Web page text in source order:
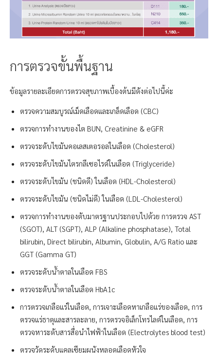
การตรวจขั้นพื้นฐาน
ข้อมูลรายละเอียดการตรวจสุขภาพเบื้องต้นมีดังต่อไปนี้ค่ะ
ตรวจความสมบูรณ์เม็ดเลือดและเกล็ดเลือด (CBC)
ตรวจการทำงานของไต BUN, Creatinine & eGFR
ตรวจระดับไขมันคอเลสเตอรอลในเลือด (Cholesterol)
ตรวจระดับไขมันไตรกลีเซอไรด์ในเลือด (Triglyceride)
ตรวจระดับไขมัน (ชนิดดี) ในเลือด (HDL-Cholesterol)
ตรวจระดับไขมัน (ชนิดไม่ดี) ในเลือด (LDL-Cholesterol)
ตรวจการทำงานของตับมาตรฐานประกอบไปด้วย การตรวจ AST
(SGOT), ALT (SGPT), ALP (Alkaline phosphatase), Total
bilirubin, Direct bilirubin, Albumin, Globulin, A/G Ratio และ
GGT (Gamma GT)
ตรวจระดับน้ำตาลในเลือด FBS
ตรวจระดับน้ำตาลในเลือด HbA1c
การตรวจเกลือแร่ในเลือด, การเจาะเลือดหาเกลือแร่ของเลือด, การ
ตรวจแร่ธาตุและสารละลาย, การตรวจอิเล็กโทรไลต์ในเลือด, การ
ตรวจหาระดับสารสื่อนำไฟฟ้าในเลือด (Electrolytes blood test)
ตรวจวัดระดับแคลเซียมผนังหลอดเลือดหัวใจ